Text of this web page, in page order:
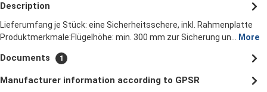
Description
Lieferumfang je Stück: eine Sicherheitsschere, inkl. Rahmenplatte
Produktmerkmale:Flügelhöhe: min. 300 mm zur Sicherung un…
More
Documents 1
Manufacturer information according to GPSR